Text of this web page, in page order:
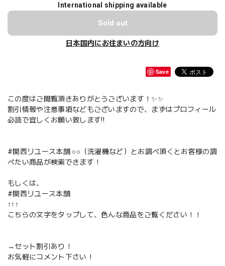
International shipping available
Sold out
日本国内にお住まいの方向け
Save
この度はご閲覧頂きありがとうございます！✨✨
割引情報や注意事項などもございますので、まずはプロフィール
必読で宜しくお願い致します‼️
#関西リユース本舗 ○○（洗濯機など）とお調べ頂くとお客様の調
べたい商品が検索できます！
もしくは、
#関西リユース本舗
↑↑↑
こちらの文字をタップして、色んな商品をご覧ください！！
→セット割引あり！
お気軽にコメント下さい！